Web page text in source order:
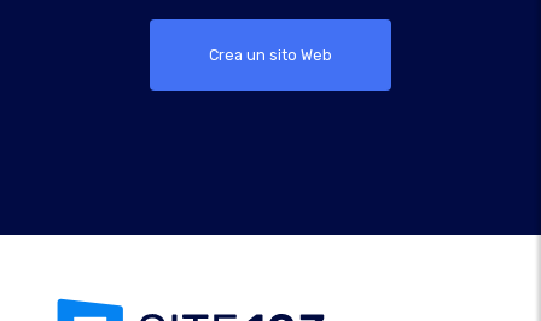
Crea un sito Web